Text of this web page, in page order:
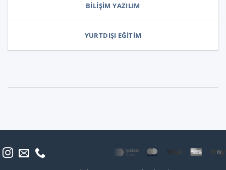
BILIŞIM YAZILIM
YURTDIŞI EĞITIM